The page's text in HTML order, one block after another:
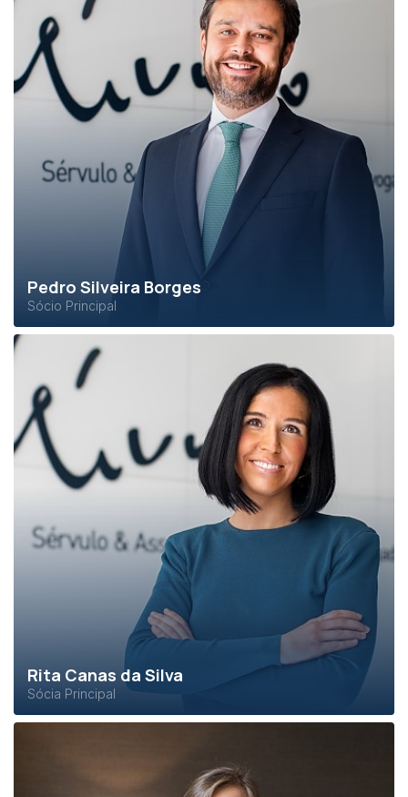
Pedro Silveira Borges
Sócio Principal
Rita Canas da Silva
Sócia Principal